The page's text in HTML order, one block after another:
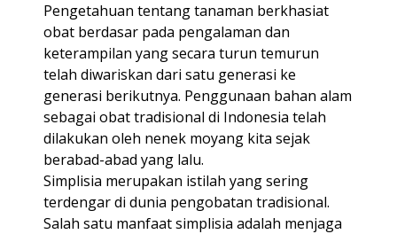
Pengetahuan tentang tanaman berkhasiat
obat berdasar pada pengalaman dan
keterampilan yang secara turun temurun
telah diwariskan dari satu generasi ke
generasi berikutnya. Penggunaan bahan alam
sebagai obat tradisional di Indonesia telah
dilakukan oleh nenek moyang kita sejak
berabad-abad yang lalu.
Simplisia merupakan istilah yang sering
terdengar di dunia pengobatan tradisional.
Salah satu manfaat simplisia adalah menjaga